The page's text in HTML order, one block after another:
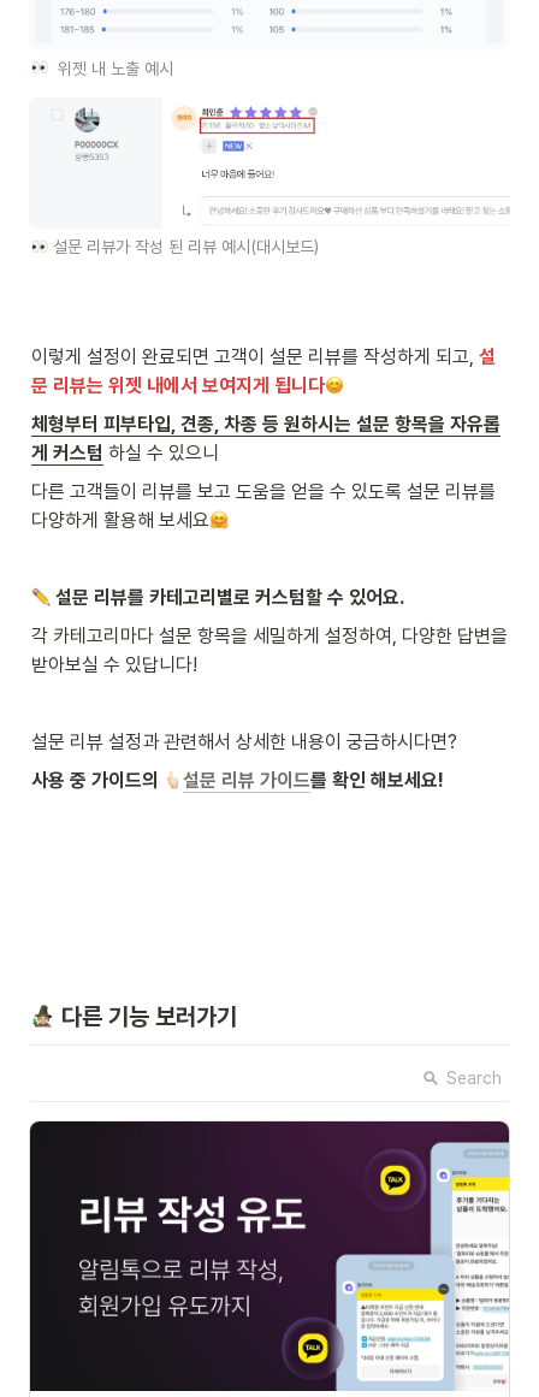
  위젯 내 노출 예시
설문 리뷰가 작성 된 리뷰 예시(대시보드)
이렇게 설정이 완료되면 고객이 설문 리뷰를 작성하게 되고, 설
문 리뷰는 위젯 내에서 보여지게 됩니다
체형부터 피부타입, 견종, 차종 등 원하시는 설문 항목을 자유롭
게 커스텀 하실 수 있으니
다른 고객들이 리뷰를 보고 도움을 얻을 수 있도록 설문 리뷰를
다양하게 활용해 보세요
설문 리뷰를 카테고리별로 커스텀할 수 있어요.
각 카테고리마다 설문 항목을 세밀하게 설정하여, 다양한 답변을
받아보실 수 있답니다!
설문 리뷰 설정과 관련해서 상세한 내용이 궁금하시다면?
사용 중 가이드의
설문 리뷰 가이드를 확인 해보세요!
다른 기능 보러가기
Search